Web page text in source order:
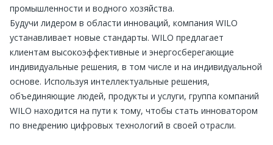
промышленности и водного хозяйства.
Будучи лидером в области инноваций, компания WILO
устанавливает новые стандарты. WILO предлагает
клиентам высокоэффективные и энергосберегающие
индивидуальные решения, в том числе и на индивидуальной
основе. Используя интеллектуальные решения,
объединяющие людей, продукты и услуги, группа компаний
WILO находится на пути к тому, чтобы стать инноватором
по внедрению цифровых технологий в своей отрасли.